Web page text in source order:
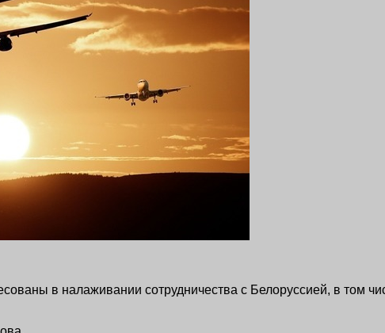
в налаживании сотрудничества с Белоруссией, в том